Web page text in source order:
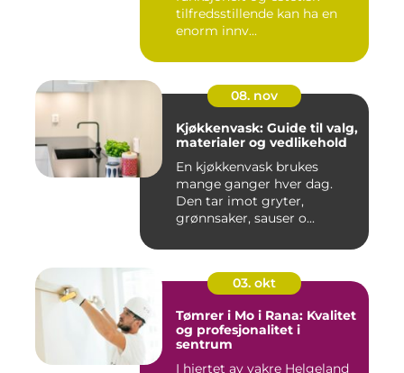
tilfredsstillende kan ha en
enorm innv...
08. nov
Kjøkkenvask: Guide til valg,
materialer og vedlikehold
En kjøkkenvask brukes
mange ganger hver dag.
Den tar imot gryter,
grønnsaker, sauser o...
03. okt
Tømrer i Mo i Rana: Kvalitet
og profesjonalitet i
sentrum
I hjertet av vakre Helgeland